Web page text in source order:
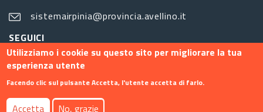
sistemairpinia@provincia.avellino.it
SEGUICI
Utilizziamo i cookie su questo sito per migliorare la tua
esperienza utente
Facendo clic sul pulsante Accetta, l'utente accetta di farlo.
Accetta No, grazie